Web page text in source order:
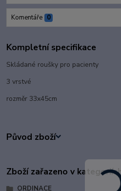
Komentáře 0
Kompletní specifikace
Skládané roušky pro pacienty
3 vrstvé
rozměr 33x45cm
Původ zboží
Zboží zařazeno v kategoriích
ORDINACE